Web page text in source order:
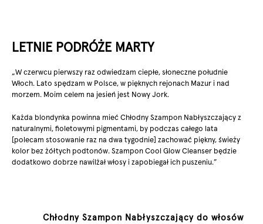
LETNIE PODRÓŻE MARTY
„W czerwcu pierwszy raz odwiedzam ciepłe, słoneczne południe
Włoch. Lato spędzam w Polsce, w pięknych rejonach Mazur i nad
morzem. Moim celem na jesień jest Nowy Jork.
Każda blondynka powinna mieć Chłodny Szampon Nabłyszczający z
naturalnymi, fioletowymi pigmentami, by podczas całego lata
[polecam stosowanie raz na dwa tygodnie] zachować piękny, świeży
kolor bez żółtych podtonów. Szampon Cool Glow Cleanser będzie
dodatkowo dobrze nawilżał włosy i zapobiegał ich puszeniu.”
Chłodny Szampon Nabłyszczający do włosów